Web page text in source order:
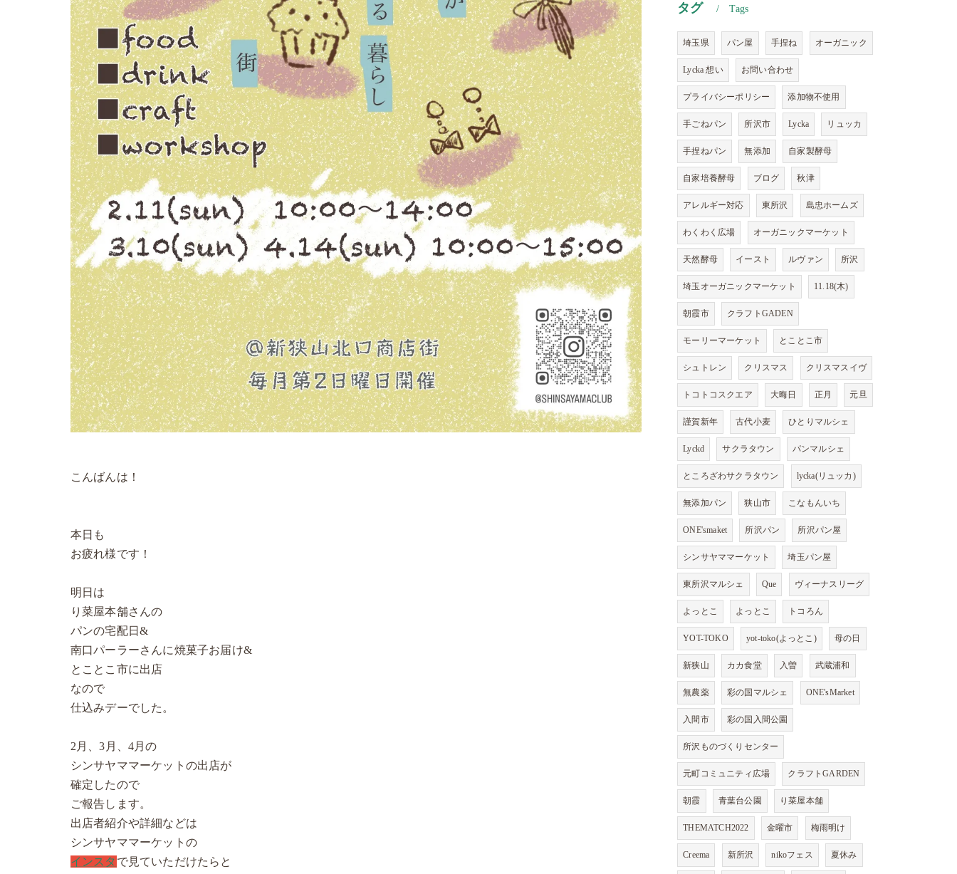
こんばんは！
本日も
お疲れ様です！
明日は
り菜屋本舗さんの
パンの宅配日&
南口パーラーさんに焼菓子お届け&
とことこ市に出店
なので
仕込みデーでした。
2月、3月、4月の
シンサヤママーケットの出店が
確定したので
ご報告します。
出店者紹介や詳細などは
シンサヤママーケットの
インスタ で見ていただけたらと
タグ Tags
埼玉県 パン屋 手捏ね オーガニック
Lycka 想い お問い合わせ
プライバシーポリシー 添加物不使用
手ごねパン 所沢市 Lycka リュッカ
手捏ねパン 無添加 自家製酵母
自家培養酵母 ブログ 秋津
アレルギー対応 東所沢 島忠ホームズ
わくわく広場 オーガニックマーケット
天然酵母 イースト ルヴァン 所沢
埼玉オーガニックマーケット 11.18(木)
朝霞市 クラフトGADEN
モーリーマーケット とことこ市
シュトレン クリスマス クリスマスイヴ
トコトコスクエア 大晦日 正月 元旦
謹賀新年 古代小麦 ひとりマルシェ
Lyckd サクラタウン パンマルシェ
ところざわサクラタウン lycka(リュッカ)
無添加パン 狭山市 こなもんいち
ONE'smaket 所沢パン 所沢パン屋
シンサヤママーケット 埼玉パン屋
東所沢マルシェ Que ヴィーナスリーグ
よっとこ よっとこ トコろん
YOT-TOKO yot-toko(よっとこ) 母の日
新狭山 カカ食堂 入曽 武蔵浦和
無農薬 彩の国マルシェ ONE'sMarket
入間市 彩の国入間公園
所沢ものづくりセンター
元町コミュニティ広場 クラフトGARDEN
朝霞 青葉台公園 り菜屋本舗
THEMATCH2022 金曜市 梅雨明け
Creema 新所沢 nikoフェス 夏休み